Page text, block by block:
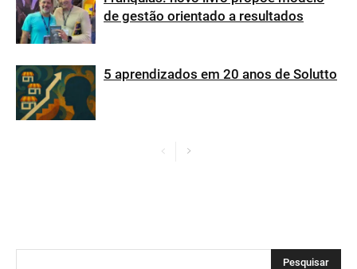
de gestão orientado a resultados
5 aprendizados em 20 anos de Solutto